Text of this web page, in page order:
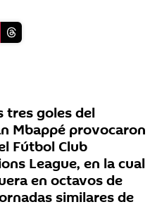
tres goles del
Mbappé provocaron
Fútbol Club
League, en la cual
en octavos de
similares de